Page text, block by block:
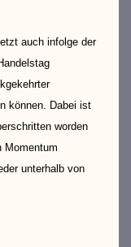
auch infolge der
können. Dabei ist
worden
Momentum
unterhalb von